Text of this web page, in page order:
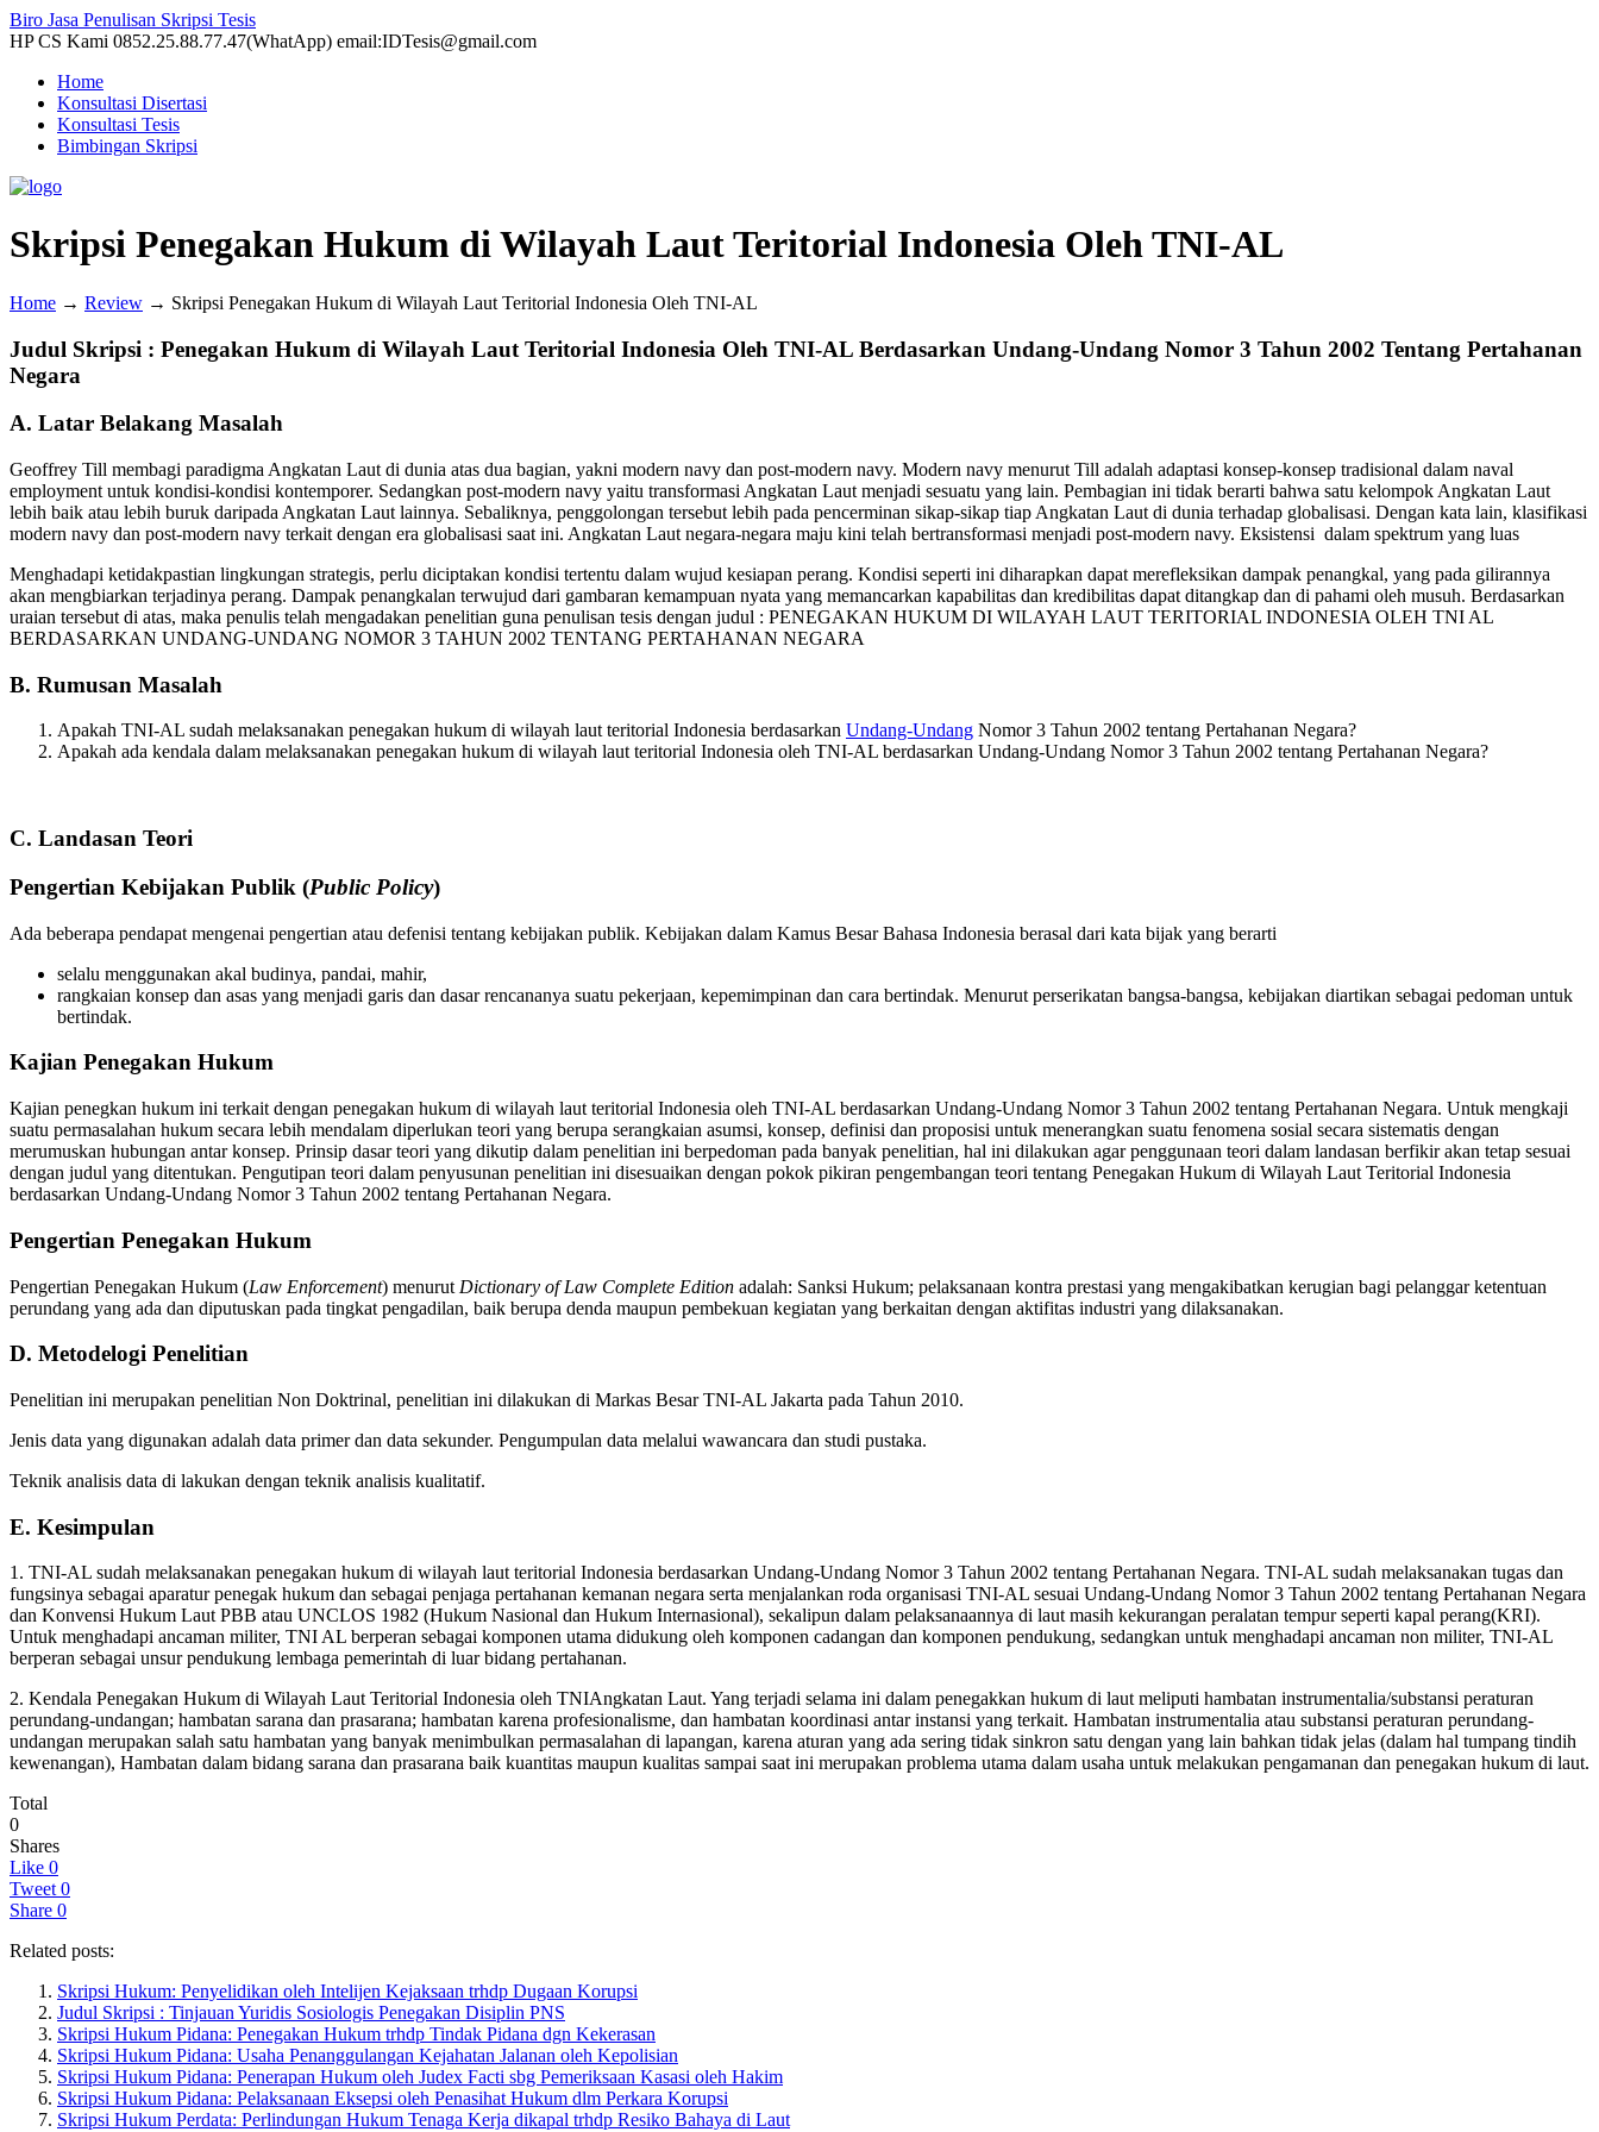
Biro Jasa Penulisan Skripsi Tesis
HP CS Kami 0852.25.88.77.47(WhatApp) email:IDTesis@gmail.com
Home
Konsultasi Disertasi
Konsultasi Tesis
Bimbingan Skripsi
Skripsi Penegakan Hukum di Wilayah Laut Teritorial Indonesia Oleh TNI-AL
Home → Review → Skripsi Penegakan Hukum di Wilayah Laut Teritorial Indonesia Oleh TNI-AL
Judul Skripsi : Penegakan Hukum di Wilayah Laut Teritorial Indonesia Oleh TNI-AL Berdasarkan Undang-Undang Nomor 3 Tahun 2002 Tentang Pertahanan
Negara
A. Latar Belakang Masalah
Geoffrey Till membagi paradigma Angkatan Laut di dunia atas dua bagian, yakni modern navy dan post-modern navy. Modern navy menurut Till adalah adaptasi konsep-konsep tradisional dalam naval
employment untuk kondisi-kondisi kontemporer. Sedangkan post-modern navy yaitu transformasi Angkatan Laut menjadi sesuatu yang lain. Pembagian ini tidak berarti bahwa satu kelompok Angkatan Laut
lebih baik atau lebih buruk daripada Angkatan Laut lainnya. Sebaliknya, penggolongan tersebut lebih pada pencerminan sikap-sikap tiap Angkatan Laut di dunia terhadap globalisasi. Dengan kata lain, klasifikasi
modern navy dan post-modern navy terkait dengan era globalisasi saat ini. Angkatan Laut negara-negara maju kini telah bertransformasi menjadi post-modern navy. Eksistensi dalam spektrum yang luas
Menghadapi ketidakpastian lingkungan strategis, perlu diciptakan kondisi tertentu dalam wujud kesiapan perang. Kondisi seperti ini diharapkan dapat merefleksikan dampak penangkal, yang pada gilirannya
akan mengbiarkan terjadinya perang. Dampak penangkalan terwujud dari gambaran kemampuan nyata yang memancarkan kapabilitas dan kredibilitas dapat ditangkap dan di pahami oleh musuh. Berdasarkan
uraian tersebut di atas, maka penulis telah mengadakan penelitian guna penulisan tesis dengan judul : PENEGAKAN HUKUM DI WILAYAH LAUT TERITORIAL INDONESIA OLEH TNI AL
BERDASARKAN UNDANG-UNDANG NOMOR 3 TAHUN 2002 TENTANG PERTAHANAN NEGARA
B. Rumusan Masalah
Apakah TNI-AL sudah melaksanakan penegakan hukum di wilayah laut teritorial Indonesia berdasarkan Undang-Undang Nomor 3 Tahun 2002 tentang Pertahanan Negara?
Apakah ada kendala dalam melaksanakan penegakan hukum di wilayah laut teritorial Indonesia oleh TNI-AL berdasarkan Undang-Undang Nomor 3 Tahun 2002 tentang Pertahanan Negara?
C. Landasan Teori
Pengertian Kebijakan Publik (Public Policy)
Ada beberapa pendapat mengenai pengertian atau defenisi tentang kebijakan publik. Kebijakan dalam Kamus Besar Bahasa Indonesia berasal dari kata bijak yang berarti
selalu menggunakan akal budinya, pandai, mahir,
rangkaian konsep dan asas yang menjadi garis dan dasar rencananya suatu pekerjaan, kepemimpinan dan cara bertindak. Menurut perserikatan bangsa-bangsa, kebijakan diartikan sebagai pedoman untuk
bertindak.
Kajian Penegakan Hukum
Kajian penegkan hukum ini terkait dengan penegakan hukum di wilayah laut teritorial Indonesia oleh TNI-AL berdasarkan Undang-Undang Nomor 3 Tahun 2002 tentang Pertahanan Negara. Untuk mengkaji
suatu permasalahan hukum secara lebih mendalam diperlukan teori yang berupa serangkaian asumsi, konsep, definisi dan proposisi untuk menerangkan suatu fenomena sosial secara sistematis dengan
merumuskan hubungan antar konsep. Prinsip dasar teori yang dikutip dalam penelitian ini berpedoman pada banyak penelitian, hal ini dilakukan agar penggunaan teori dalam landasan berfikir akan tetap sesuai
dengan judul yang ditentukan. Pengutipan teori dalam penyusunan penelitian ini disesuaikan dengan pokok pikiran pengembangan teori tentang Penegakan Hukum di Wilayah Laut Teritorial Indonesia
berdasarkan Undang-Undang Nomor 3 Tahun 2002 tentang Pertahanan Negara.
Pengertian Penegakan Hukum
Pengertian Penegakan Hukum (Law Enforcement) menurut Dictionary of Law Complete Edition adalah: Sanksi Hukum; pelaksanaan kontra prestasi yang mengakibatkan kerugian bagi pelanggar ketentuan
perundang yang ada dan diputuskan pada tingkat pengadilan, baik berupa denda maupun pembekuan kegiatan yang berkaitan dengan aktifitas industri yang dilaksanakan.
D. Metodelogi Penelitian
Penelitian ini merupakan penelitian Non Doktrinal, penelitian ini dilakukan di Markas Besar TNI-AL Jakarta pada Tahun 2010.
Jenis data yang digunakan adalah data primer dan data sekunder. Pengumpulan data melalui wawancara dan studi pustaka.
Teknik analisis data di lakukan dengan teknik analisis kualitatif.
E. Kesimpulan
1. TNI-AL sudah melaksanakan penegakan hukum di wilayah laut teritorial Indonesia berdasarkan Undang-Undang Nomor 3 Tahun 2002 tentang Pertahanan Negara. TNI-AL sudah melaksanakan tugas dan
fungsinya sebagai aparatur penegak hukum dan sebagai penjaga pertahanan kemanan negara serta menjalankan roda organisasi TNI-AL sesuai Undang-Undang Nomor 3 Tahun 2002 tentang Pertahanan Negara
dan Konvensi Hukum Laut PBB atau UNCLOS 1982 (Hukum Nasional dan Hukum Internasional), sekalipun dalam pelaksanaannya di laut masih kekurangan peralatan tempur seperti kapal perang(KRI).
Untuk menghadapi ancaman militer, TNI AL berperan sebagai komponen utama didukung oleh komponen cadangan dan komponen pendukung, sedangkan untuk menghadapi ancaman non militer, TNI-AL
berperan sebagai unsur pendukung lembaga pemerintah di luar bidang pertahanan.
2. Kendala Penegakan Hukum di Wilayah Laut Teritorial Indonesia oleh TNIAngkatan Laut. Yang terjadi selama ini dalam penegakkan hukum di laut meliputi hambatan instrumentalia/substansi peraturan
perundang-undangan; hambatan sarana dan prasarana; hambatan karena profesionalisme, dan hambatan koordinasi antar instansi yang terkait. Hambatan instrumentalia atau substansi peraturan perundang-
undangan merupakan salah satu hambatan yang banyak menimbulkan permasalahan di lapangan, karena aturan yang ada sering tidak sinkron satu dengan yang lain bahkan tidak jelas (dalam hal tumpang tindih
kewenangan), Hambatan dalam bidang sarana dan prasarana baik kuantitas maupun kualitas sampai saat ini merupakan problema utama dalam usaha untuk melakukan pengamanan dan penegakan hukum di laut.
Total
0
Shares
Like 0
Tweet 0
Share 0
Related posts:
Skripsi Hukum: Penyelidikan oleh Intelijen Kejaksaan trhdp Dugaan Korupsi
Judul Skripsi : Tinjauan Yuridis Sosiologis Penegakan Disiplin PNS
Skripsi Hukum Pidana: Penegakan Hukum trhdp Tindak Pidana dgn Kekerasan
Skripsi Hukum Pidana: Usaha Penanggulangan Kejahatan Jalanan oleh Kepolisian
Skripsi Hukum Pidana: Penerapan Hukum oleh Judex Facti sbg Pemeriksaan Kasasi oleh Hakim
Skripsi Hukum Pidana: Pelaksanaan Eksepsi oleh Penasihat Hukum dlm Perkara Korupsi
Skripsi Hukum Perdata: Perlindungan Hukum Tenaga Kerja dikapal trhdp Resiko Bahaya di Laut